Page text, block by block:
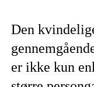
Den
er ikke kun